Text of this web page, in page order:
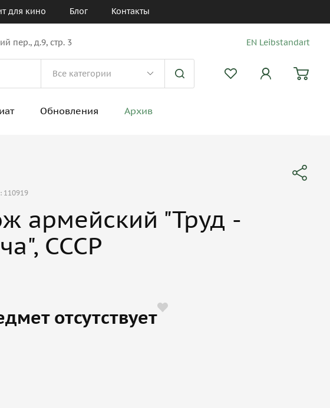
для кино Блог Контакты
пер., д.9, стр. 3 EN Leibstandart
Обновления Архив
110919
армейский "Труд -
СССР
отсутствует